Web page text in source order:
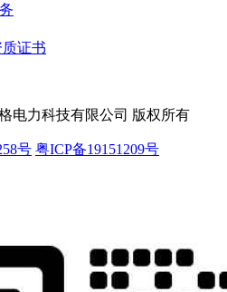
质证书
电力科技有限公司 版权所有
号 粤ICP备19151209号